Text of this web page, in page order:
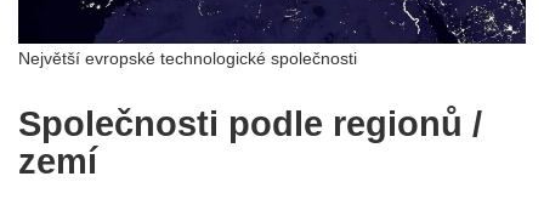
Největší evropské technologické společnosti
Společnosti podle regionů /
zemí